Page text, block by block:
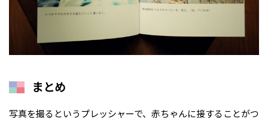
まとめ
写真を撮るというプレッシャーで、赤ちゃんに接することがつ